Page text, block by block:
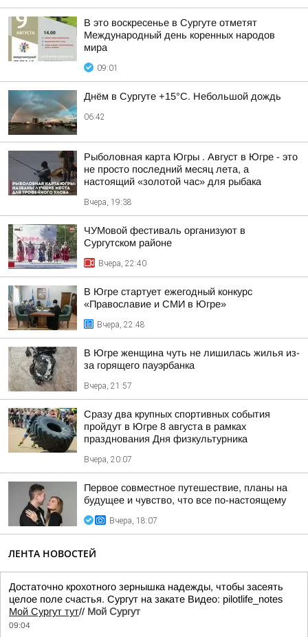
В это воскресенье в Сургуте отметят
Международный день коренных народов
мира
09:01
Днём в Сургуте +15°С. Небольшой дождь
06:42
Рыболовная карта Югры . Август в Югре - это
не просто последний месяц лета, а
настоящий «золотой час» для рыбака
Вчера, 19:38
ЧУМовой фестиваль организуют в
Сургутском районе
Вчера, 22:40
В Югре стартует ежегодный конкурс
«Православие и СМИ в Югре»
Вчера, 22:48
В Югре женщина чуть не лишилась жилья из-
за горящего пауэрбанка
Вчера, 21:57
Сразу два крупных спортивных события
пройдут в Югре 8 августа в рамках
празднования Дня физкультурника
Вчера, 20:07
Первое совместное путешествие, планы на
будущее и чувство, что все по-настоящему
Вчера, 18:07
ЛЕНТА НОВОСТЕЙ
Достаточно крохотного зернышка надежды, чтобы засеять
целое поле счастья. Сургут на закате Видео: pilotlife_notes
Мой Сургут тут// Мой Сургут
09:04